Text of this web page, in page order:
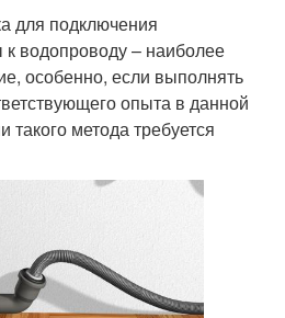
для подключения
водопроводу – наиболее
особенно, если выполнять
опыта в данной
такого метода требуется